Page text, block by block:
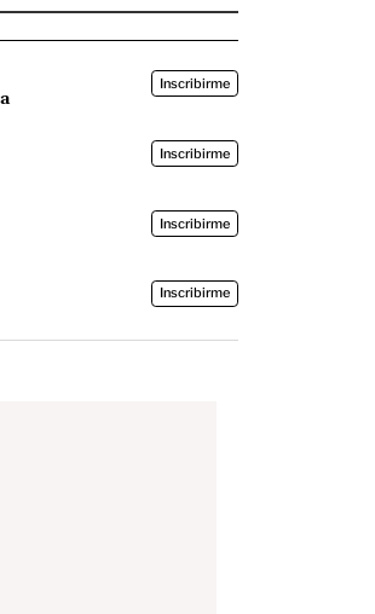
Inscribirme
Inscribirme
Inscribirme
Inscribirme